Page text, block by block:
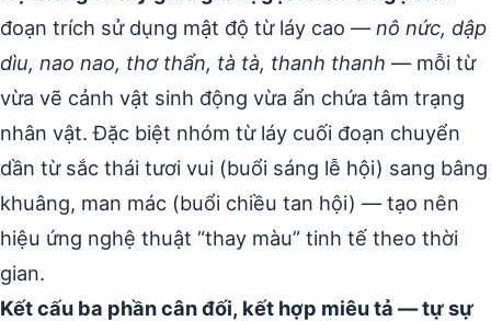
đoạn trích sử dụng mật độ từ láy cao —nô nức, dập
dìu, nao nao, thơ thẩn, tà tà, thanh thanh — mỗi từ
vừa vẽ cảnh vật sinh động vừa ẩn chứa tâm trạng
nhân vật. Đặc biệt nhóm từ láy cuối đoạn chuyển
dần từ sắc thái tươi vui (buổi sáng lễ hội) sang bâng
khuâng, man mác (buổi chiều tan hội) — tạo nên
hiệu ứng nghệ thuật “thay màu” tinh tế theo thời
gian.
Kết cấu ba phần cân đối, kết hợp miêu tả — tự sự